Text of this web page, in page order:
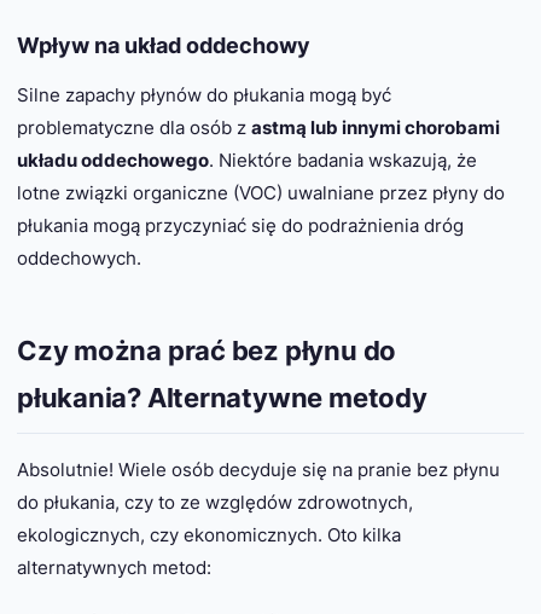
Wpływ na układ oddechowy
Silne zapachy płynów do płukania mogą być
problematyczne dla osób z astmą lub innymi chorobami
układu oddechowego. Niektóre badania wskazują, że
lotne związki organiczne (VOC) uwalniane przez płyny do
płukania mogą przyczyniać się do podrażnienia dróg
oddechowych.
Czy można prać bez płynu do
płukania? Alternatywne metody
Absolutnie! Wiele osób decyduje się na pranie bez płynu
do płukania, czy to ze względów zdrowotnych,
ekologicznych, czy ekonomicznych. Oto kilka
alternatywnych metod: